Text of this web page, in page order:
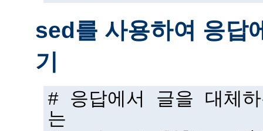
sed를 사용하여 응답
기
# 응답에서 글을 대체
는